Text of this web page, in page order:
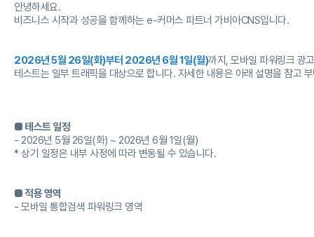
안녕하세요.
비즈니스 시작과 성공을 함께하는 e-커머스 파트너 가비아CNS입니다.
2026년 5월 26일(화)부터 2026년 6월 1일(월)까지, 모바일 파워링크 광
테스트는 일부 트래픽을 대상으로 합니다. 자세한 내용은 아래 설명을 참고
■ 테스트 일정
- 2026년 5월 26일(화) ~ 2026년 6월 1일(월)
* 상기 일정은 내부 사정에 따라 변동될 수 있습니다.
■ 적용 영역
- 모바일 통합검색 파워링크 영역